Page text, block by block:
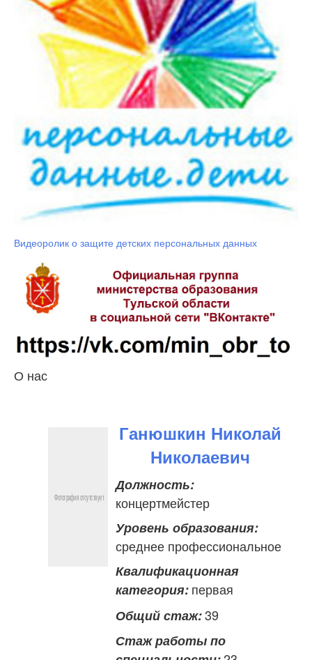
Видеоролик о защите детских персональных данных
О нас
Ганюшкин Николай
Николаевич
Должность:
концертмейстер
Уровень образования:
среднее профессиональное
Квалификационная
категория:первая
Общий стаж:39
Стаж работы по